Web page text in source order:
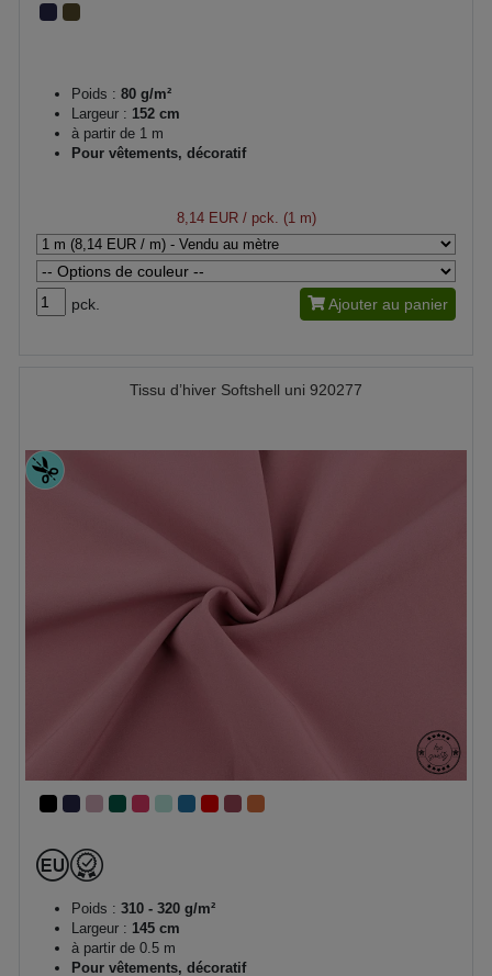
Poids : 80 g/m²
Largeur : 152 cm
à partir de 1 m
Pour vêtements, décoratif
8,14 EUR/ pck. (1 m)
pck. Ajouter au panier
Tissu d’hiver Softshell uni 920277
Poids : 310 - 320 g/m²
Largeur : 145 cm
à partir de 0.5 m
Pour vêtements, décoratif